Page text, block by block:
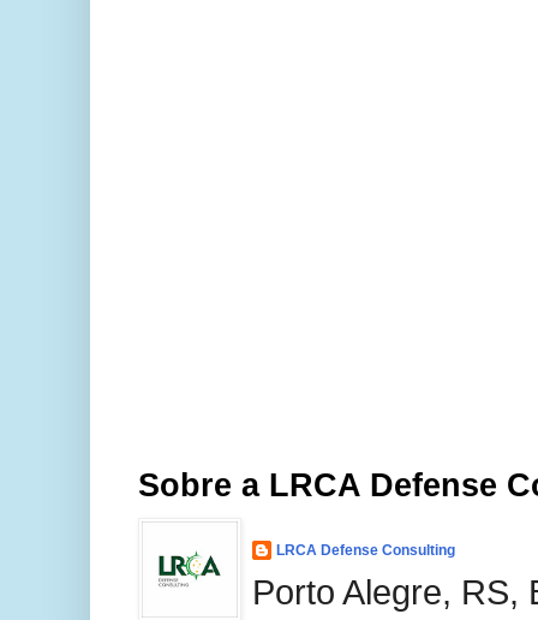
Sobre a LRCA Defense
LRCA Defense Consulting
Porto Alegre, RS,